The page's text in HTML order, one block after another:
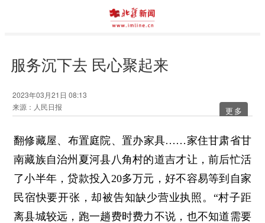
服务沉下去 民心聚起来
2023年03月21日 08:13
来源：人民日报
更多
翻修藏屋、布置庭院、置办家具……家住甘肃省甘
南藏族自治州夏河县八角村的道吉才让，前后忙活
了小半年，贷款投入20多万元，好不容易等到自家
民宿快要开张，却被告知缺少营业执照。“村子距
离县城较远，跑一趟费时费力不说，也不知道需要